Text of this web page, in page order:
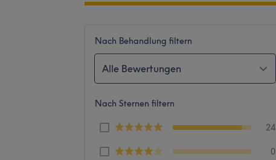
Nach Behandlung filtern
Alle Bewertungen
Nach Sternen filtern
24
0